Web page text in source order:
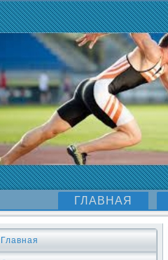
ГЛАВНАЯ
Главная